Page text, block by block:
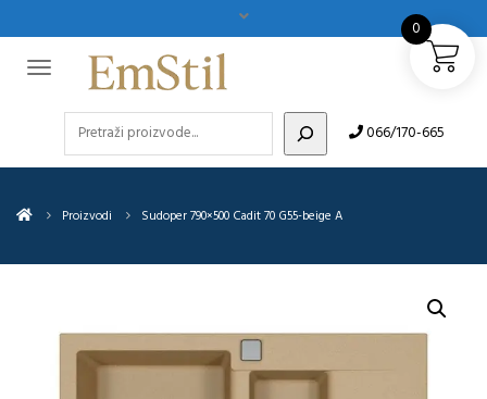
066/170-665
Proizvodi Sudoper 790×500 Cadit 70 G55-beige A
0